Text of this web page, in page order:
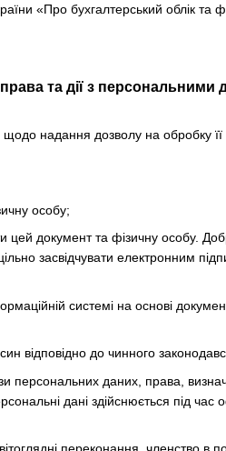
«Про бухгалтерський облік та
та дії з персональними
надання дозволу на обробку
особу;
цей документ та фізичну особу.
засвідчувати електронним
системі на основі
відповідно до чинного
персональних даних, права,
дані здійснюється під